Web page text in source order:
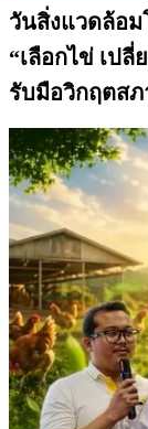
วันสิ่งแวดล้อม
“เลือกไข่ เปลี่
รับมือวิกฤตส